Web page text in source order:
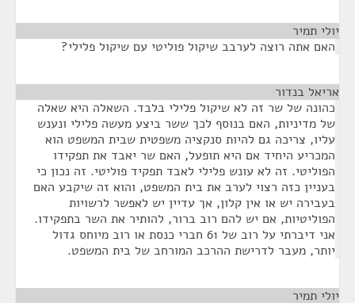
יולי תמיר
האם אתה רוצה לערבב שיקול פוליטי עם שיקול פלילי?
אריאל בנדור
כהונה של שר זה לא שיקול פלילי בלבד. השאלה היא שאלה
של מדיניות, האם בנוסף לכך ששר ביצע מעשה פלילי ונענש
עליו, צריכה גם להיות סנקציה משפטית שבית המשפט הוא
המכריע היחיד אם היא תופעל, האם שר יאבד את תפקידו
הפוליטי. זה לא עונש פלילי לאבד תפקיד פוליטי. זה נכון כי
בעניין כזה רצוי לערב את בית המשפט, והוא זה שיקבע האם
בעבירה יש או אין קלון, אך עדיין יש לאפשר לרשויות
הפוליטיות, אם יש להם רוב ברור, להותיר את השר בתפקידו.
אני דיברתי על רוב של 61 חברי כנסת או רוב מיוחס גדול
יותר, מעבר לדרישת ההרכב המורחב של בית המשפט.
יולי תמיר